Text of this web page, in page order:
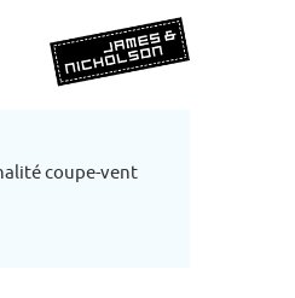
coupe-vent